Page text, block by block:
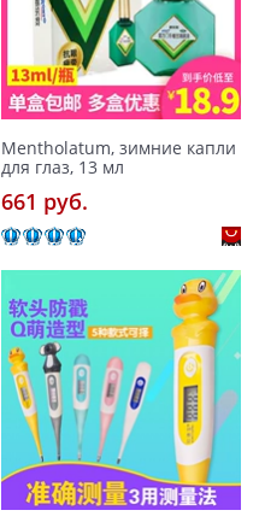
Mentholatum, зимние капли
для глаз, 13 мл
661 pуб.